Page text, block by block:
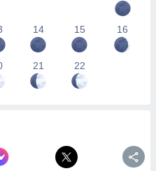
14 15 16
21 22